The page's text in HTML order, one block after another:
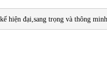
hiện đại,sang trọng và thông